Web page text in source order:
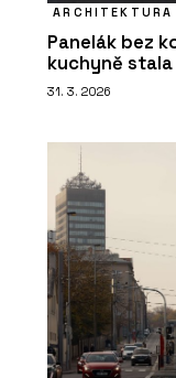
ARCHITEKTURA
Panelák bez
kuchyně
31. 3. 2026